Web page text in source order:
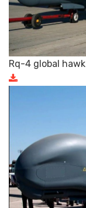
Rq-4 global hawk